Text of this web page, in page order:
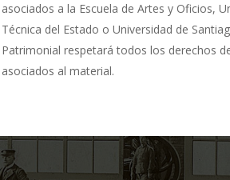
asociados a la Escuela de Artes y Oficios,
Técnica del Estado o Universidad de
Patrimonial respetará todos los derechos
asociados al material.